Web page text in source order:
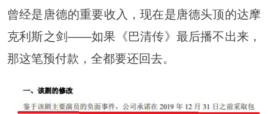
曾经是唐德的重要收入，现在是唐德头顶的达摩
克利斯之剑——如果《巴清传》最后播不出来，
那这笔预付款，全都要还回去。